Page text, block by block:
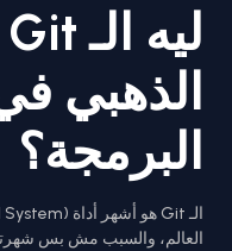
الذهبي
البرمجة؟
العالم، والسبب مش بس